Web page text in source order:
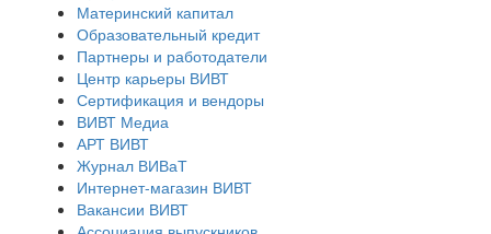
Материнский капитал
Образовательный кредит
Партнеры и работодатели
Центр карьеры ВИВТ
Сертификация и вендоры
ВИВТ Медиа
АРТ ВИВТ
Журнал ВИВаТ
Интернет-магазин ВИВТ
Вакансии ВИВТ